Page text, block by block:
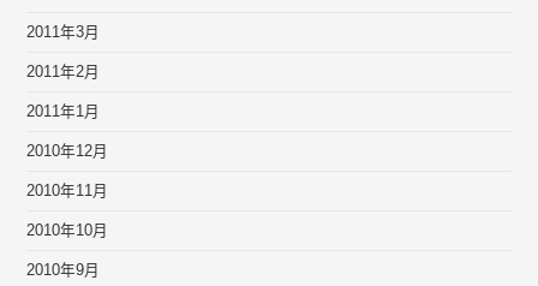
2011年3月
2011年2月
2011年1月
2010年12月
2010年11月
2010年10月
2010年9月